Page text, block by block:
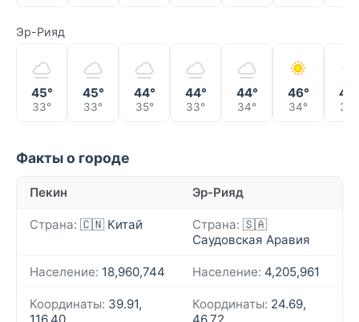
Эр-Рияд
45°
33°
45°
33°
44°
35°
44°
33°
44°
34°
46°
34° 33°
Факты о городе
Пекин Эр-Рияд
Страна: 🇨🇳 Китай Страна: 🇸🇦
Саудовская Аравия
Население: 18,960,744 Население: 4,205,961
Координаты: 39.91,
Координаты: 24.69,